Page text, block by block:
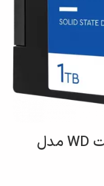
حافظه SSD اینترنال 1 ترابایت WD مدل